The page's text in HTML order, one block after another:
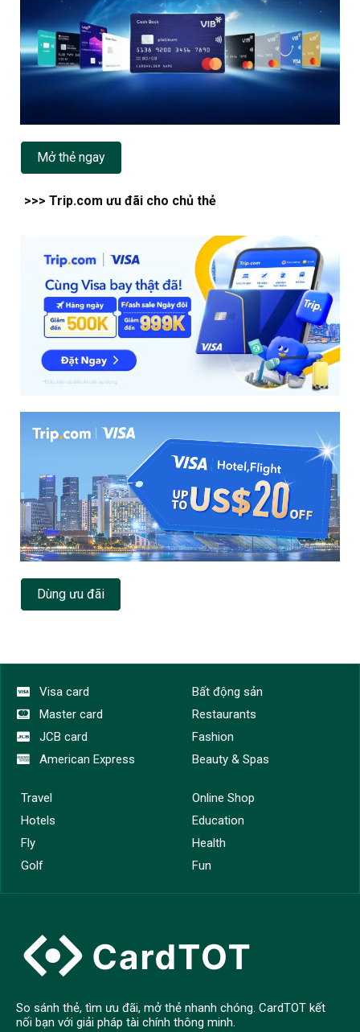
Mở thẻ ngay
>>> Trip.com ưu đãi cho chủ thẻ
Dùng ưu đãi
Visa card
Master card
JCB card
American Express
Bất động sản
Restaurants
Fashion
Beauty & Spas
Travel
Hotels
Fly
Golf
Online Shop
Education
Health
Fun
So sánh thẻ, tìm ưu đãi, mở thẻ nhanh chóng. CardTOT kết
nối bạn với giải pháp tài chính thông minh.